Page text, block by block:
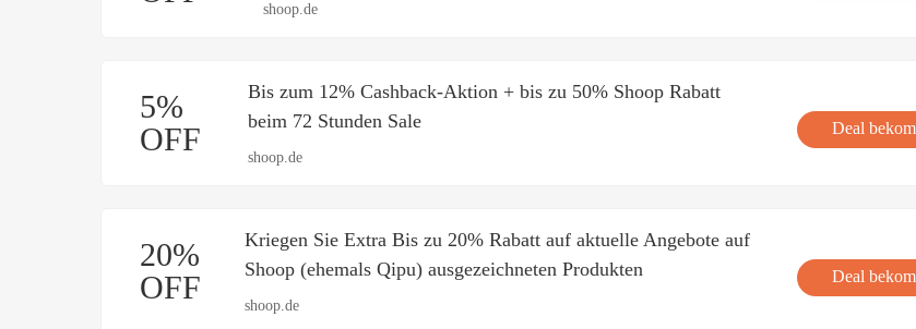
shoop.de
5%
OFF
Bis zum 12% Cashback-Aktion + bis zu 50% Shoop Rabatt
beim 72 Stunden Sale
shoop.de
Deal
20%
OFF
Kriegen Sie Extra Bis zu 20% Rabatt auf aktuelle Angebote auf
Shoop (ehemals Qipu) ausgezeichneten Produkten
shoop.de
Deal